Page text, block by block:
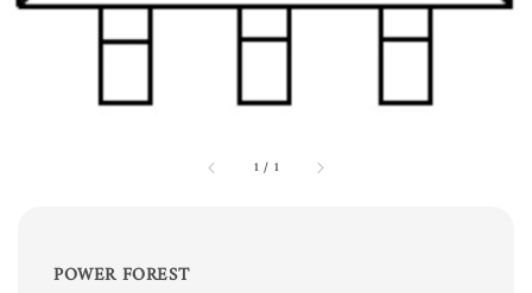
1 / 1
POWER FOREST